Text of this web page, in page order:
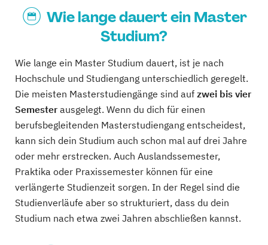
Wie lange dauert ein Master
Studium?
Wie lange ein Master Studium dauert, ist je nach
Hochschule und Studiengang unterschiedlich geregelt.
Die meisten Masterstudiengänge sind auf zwei bis vier
Semester ausgelegt. Wenn du dich für einen
berufsbegleitenden Masterstudiengang entscheidest,
kann sich dein Studium auch schon mal auf drei Jahre
oder mehr erstrecken. Auch Auslandssemester,
Praktika oder Praxissemester können für eine
verlängerte Studienzeit sorgen. In der Regel sind die
Studienverläufe aber so strukturiert, dass du dein
Studium nach etwa zwei Jahren abschließen kannst.